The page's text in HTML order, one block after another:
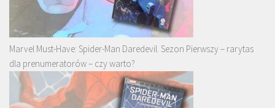
Marvel Must-Have: Spider-Man Daredevil. Sezon Pierwszy – rarytas
dla prenumeratorów – czy warto?